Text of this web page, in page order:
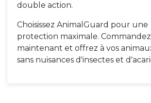
double action.
Choisissez AnimalGuard pour une
protection maximale.
maintenant et offrez à vos
sans nuisances d'insectes et